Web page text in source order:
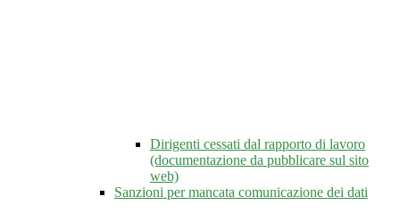
Dirigenti cessati dal rapporto di lavoro
(documentazione da pubblicare sul sito
web)
Sanzioni per mancata comunicazione dei dati